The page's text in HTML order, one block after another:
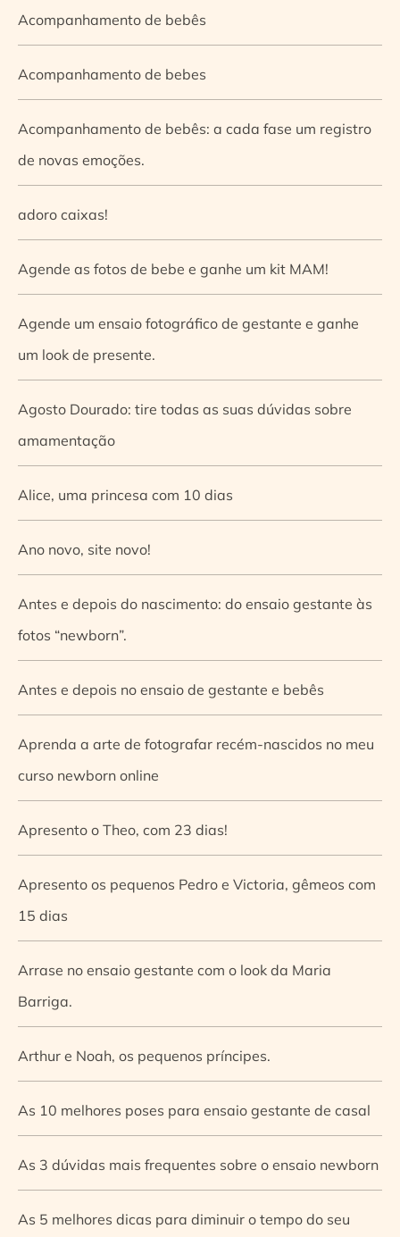
Acompanhamento de bebês
Acompanhamento de bebes
Acompanhamento de bebês: a cada fase um registro
de novas emoções.
adoro caixas!
Agende as fotos de bebe e ganhe um kit MAM!
Agende um ensaio fotográfico de gestante e ganhe
um look de presente.
Agosto Dourado: tire todas as suas dúvidas sobre
amamentação
Alice, uma princesa com 10 dias
Ano novo, site novo!
Antes e depois do nascimento: do ensaio gestante às
fotos “newborn”.
Antes e depois no ensaio de gestante e bebês
Aprenda a arte de fotografar recém-nascidos no meu
curso newborn online
Apresento o Theo, com 23 dias!
Apresento os pequenos Pedro e Victoria, gêmeos com
15 dias
Arrase no ensaio gestante com o look da Maria
Barriga.
Arthur e Noah, os pequenos príncipes.
As 10 melhores poses para ensaio gestante de casal
As 3 dúvidas mais frequentes sobre o ensaio newborn
As 5 melhores dicas para diminuir o tempo do seu